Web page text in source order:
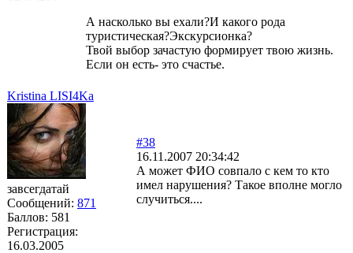
А насколько вы ехали?И какого рода
туристическая?Экскурсионка?
Твой выбор зачастую формирует твою жизнь.
Если он есть- это счастье.
Kristina LISI4Ka
завсегдатай
Сообщений: 871
Баллов: 581
Регистрация:
16.03.2005
#38
16.11.2007 20:34:42
А может ФИО совпало с кем то кто
имел нарушения? Такое вполне могло
случиться....